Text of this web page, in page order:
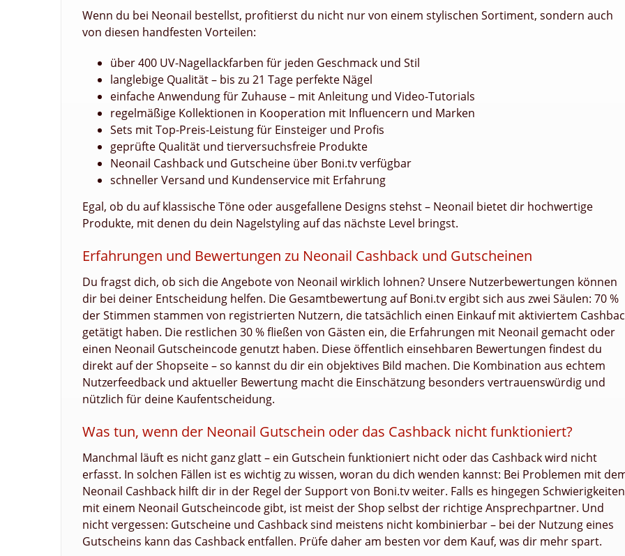
Wenn du bei Neonail bestellst, profitierst du nicht nur von einem stylischen Sortiment, sondern auch
von diesen handfesten Vorteilen:
über 400 UV-Nagellackfarben für jeden Geschmack und Stil
langlebige Qualität – bis zu 21 Tage perfekte Nägel
einfache Anwendung für Zuhause – mit Anleitung und Video-Tutorials
regelmäßige Kollektionen in Kooperation mit Influencern und Marken
Sets mit Top-Preis-Leistung für Einsteiger und Profis
geprüfte Qualität und tierversuchsfreie Produkte
Neonail Cashback und Gutscheine über Boni.tv verfügbar
schneller Versand und Kundenservice mit Erfahrung
Egal, ob du auf klassische Töne oder ausgefallene Designs stehst – Neonail bietet dir hochwertige
Produkte, mit denen du dein Nagelstyling auf das nächste Level bringst.
Erfahrungen und Bewertungen zu Neonail Cashback und Gutscheinen
Du fragst dich, ob sich die Angebote von Neonail wirklich lohnen? Unsere Nutzerbewertungen können
dir bei deiner Entscheidung helfen. Die Gesamtbewertung auf Boni.tv ergibt sich aus zwei Säulen: 70 %
der Stimmen stammen von registrierten Nutzern, die tatsächlich einen Einkauf mit aktiviertem
getätigt haben. Die restlichen 30 % fließen von Gästen ein, die Erfahrungen mit Neonail gemacht oder
einen Neonail Gutscheincode genutzt haben. Diese öffentlich einsehbaren Bewertungen findest du
direkt auf der Shopseite – so kannst du dir ein objektives Bild machen. Die Kombination aus echtem
Nutzerfeedback und aktueller Bewertung macht die Einschätzung besonders vertrauenswürdig und
nützlich für deine Kaufentscheidung.
Was tun, wenn der Neonail Gutschein oder das Cashback nicht funktioniert?
Manchmal läuft es nicht ganz glatt – ein Gutschein funktioniert nicht oder das Cashback wird nicht
erfasst. In solchen Fällen ist es wichtig zu wissen, woran du dich wenden kannst: Bei Problemen mit
Neonail Cashback hilft dir in der Regel der Support von Boni.tv weiter. Falls es hingegen Schwierigkeiten
mit einem Neonail Gutscheincode gibt, ist meist der Shop selbst der richtige Ansprechpartner. Und
nicht vergessen: Gutscheine und Cashback sind meistens nicht kombinierbar – bei der Nutzung eines
Gutscheins kann das Cashback entfallen. Prüfe daher am besten vor dem Kauf, was dir mehr spart.